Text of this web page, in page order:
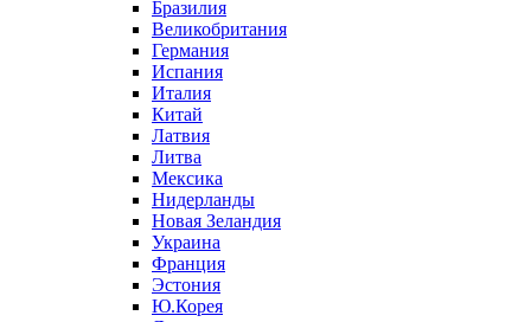
Бразилия
Великобритания
Германия
Испания
Италия
Китай
Латвия
Литва
Мексика
Нидерланды
Новая Зеландия
Украина
Франция
Эстония
Ю.Корея